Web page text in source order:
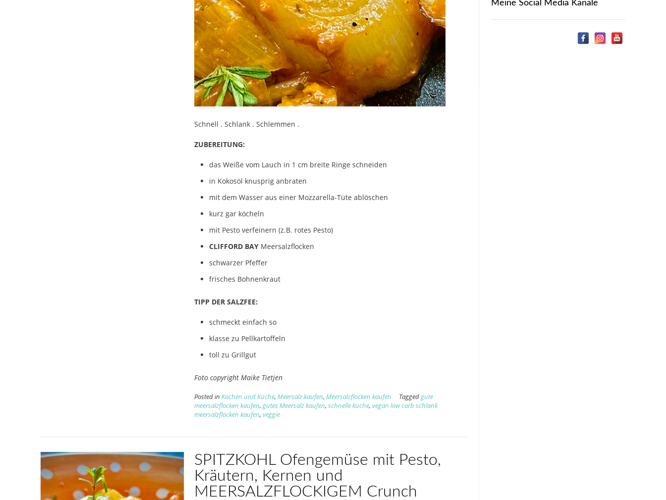
Schnell . Schlank . Schlemmen .
ZUBEREITUNG:
das Weiße vom Lauch in 1 cm breite Ringe schneiden
in Kokosöl knusprig anbraten
mit dem Wasser aus einer Mozzarella-Tüte ablöschen
kurz gar köcheln
mit Pesto verfeinern (z.B. rotes Pesto)
CLIFFORD BAY Meersalzflocken
schwarzer Pfeffer
frisches Bohnenkraut
TIPP DER SALZFEE:
schmeckt einfach so
klasse zu Pellkartoffeln
toll zu Grillgut
Foto copyright Maike Tietjen
Posted inKochen und Küche,Meersalz kaufen,Meersalzflocken kaufen Taggedgute
meersalzflocken kaufen,gutes Meersalz kaufen,schnelle küche,vegan low carb schlank
meersalzflocken kaufen,veggie
SPITZKOHL Ofengemüse mit Pesto,
Kräutern, Kernen und
MEERSALZFLOCKIGEM Crunch
Meine Social Media Kanäle